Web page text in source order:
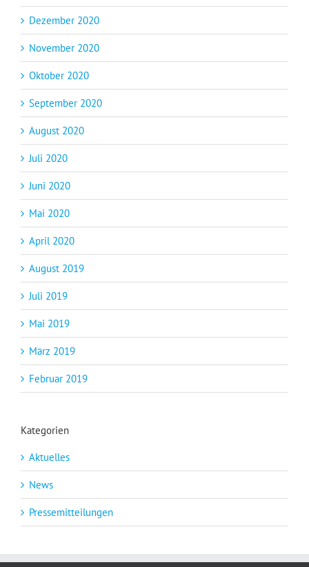
Dezember 2020
November 2020
Oktober 2020
September 2020
August 2020
Juli 2020
Juni 2020
Mai 2020
April 2020
August 2019
Juli 2019
Mai 2019
März 2019
Februar 2019
Kategorien
Aktuelles
News
Pressemitteilungen